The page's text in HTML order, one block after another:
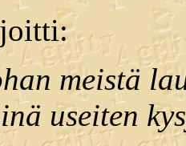
meistä
useiten